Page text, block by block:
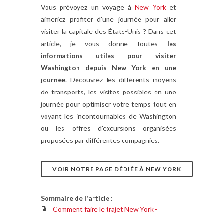
Vous prévoyez un voyage àNew Yorket
aimeriez profiter d'une journée pour aller
visiter la capitale des États-Unis ? Dans cet
article, je vous donne toutes les
informations utiles pour visiter
Washington depuis New York en une
journée. Découvrez les différents moyens
de transports, les visites possibles en une
journée pour optimiser votre temps tout en
voyant les incontournables de Washington
ou les offres d'excursions organisées
proposées par différentes compagnies.
VOIR NOTRE PAGE DÉDIÉE À NEW YORK
Sommaire de l'article :
Comment faire le trajet New York -